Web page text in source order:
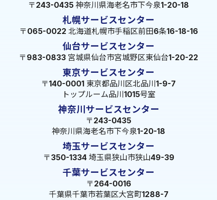
〒243-0435 神奈川県海老名市下今泉1-20-18
札幌サービスセンター
〒065-0022 北海道札幌市手稲区前田6条16-18-16
仙台サービスセンター
〒983-0833 宮城県仙台市宮城野区東仙台1-20-22
東京サービスセンター
〒140-0001 東京都品川区北品川1-9-7
トップルーム品川1015号室
神奈川サービスセンター
〒243-0435
神奈川県海老名市下今泉1-20-18
埼玉サービスセンター
〒350-1334 埼玉県狭山市狭山49-39
千葉サービスセンター
〒264-0016
千葉県千葉市若葉区大宮町1288-7